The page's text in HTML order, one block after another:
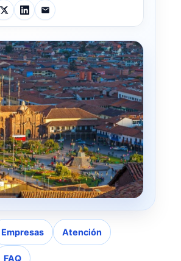
Empresas Atención
FAQ